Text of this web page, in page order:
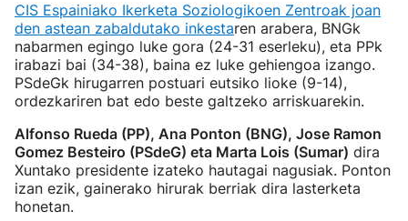
CIS Espainiako Ikerketa Soziologikoen Zentroak joan
den astean zabaldutako inkestaren arabera, BNGk
nabarmen egingo luke gora (24-31 eserleku), eta PPk
irabazi bai (34-38), baina ez luke gehiengoa izango.
PSdeGk hirugarren postuari eutsiko lioke (9-14),
ordezkariren bat edo beste galtzeko arriskuarekin.
Alfonso Rueda (PP), Ana Ponton (BNG), Jose Ramon
Gomez Besteiro (PSdeG) eta Marta Lois (Sumar) dira
Xuntako presidente izateko hautagai nagusiak. Ponton
izan ezik, gainerako hirurak berriak dira lasterketa
honetan.